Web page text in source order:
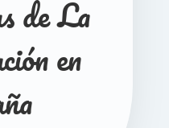
de La
en